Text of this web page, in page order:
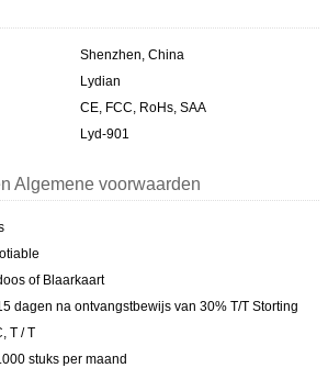
Shenzhen, China
Lydian
CE, FCC, RoHs, SAA
Lyd-901
Algemene voorwaarden
of Blaarkaart
dagen na ontvangstbewijs van 30% T/T Storting
T / T
stuks per maand